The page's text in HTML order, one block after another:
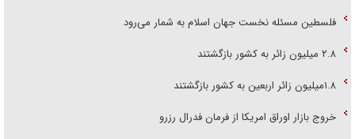
فلسطین مسئله نخست جهان اسلام به شمار می‌رود
۲.۸ میلیون زائر به کشور بازگشتند
۱.۸میلیون زائر اربعین به کشور بازگشتند
خروج بازار اوراق امریکا از فرمان فدرال رزرو